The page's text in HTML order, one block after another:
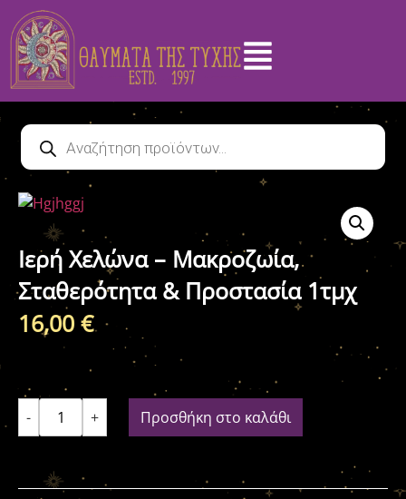
Ιερή Χελώνα – Μακροζωία,
Σταθερότητα & Προστασία 1τμχ
16,00 €
- + Προσθήκη στο καλάθι